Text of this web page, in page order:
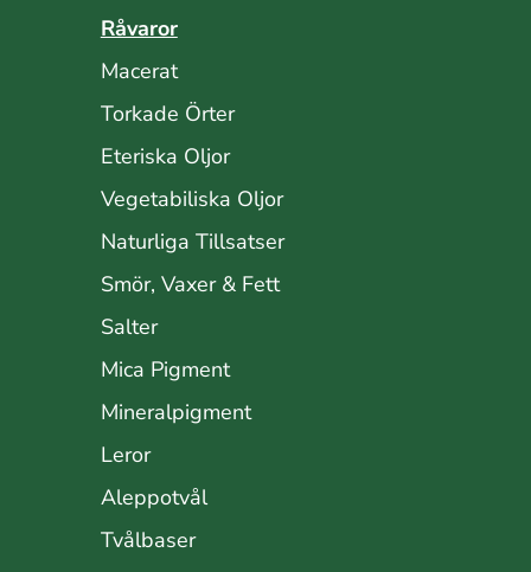
Råvaror
Macerat
Torkade Örter
Eteriska Oljor
Vegetabiliska Oljor
Naturliga Tillsatser
Smör, Vaxer & Fett
Salter
Mica Pigment
Mineralpigment
Leror
Aleppotvål
Tvålbaser